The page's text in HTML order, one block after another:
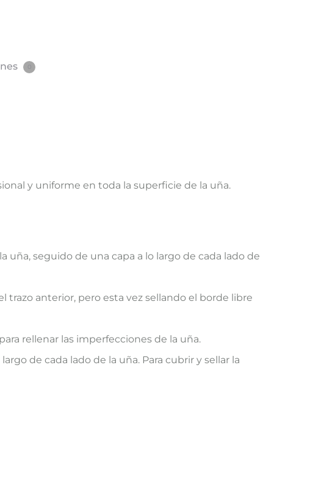
y uniforme en toda la superficie de la uña.
uña, seguido de una capa a lo largo de cada lado de
trazo anterior, pero esta vez sellando el borde libre
rellenar las imperfecciones de la uña.
de cada lado de la uña. Para cubrir y sellar la